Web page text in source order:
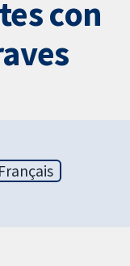
con
Français